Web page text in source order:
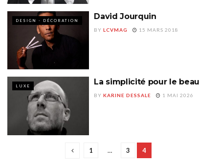
DESIGN - DÉCORATION David Jourquin
BY LCVMAG 15 MARS 2018
LUXE La simplicité pour le beau
BY KARINE DESSALE 1 MAI 2026
1 … 3 4